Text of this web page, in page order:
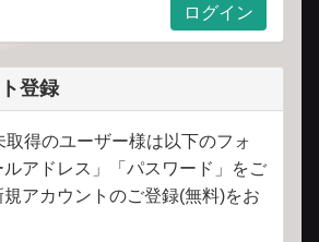
登録
取得のユーザー様は以下のフォ
アドレス」「パスワード」をご
規アカウントのご登録(無料)をお